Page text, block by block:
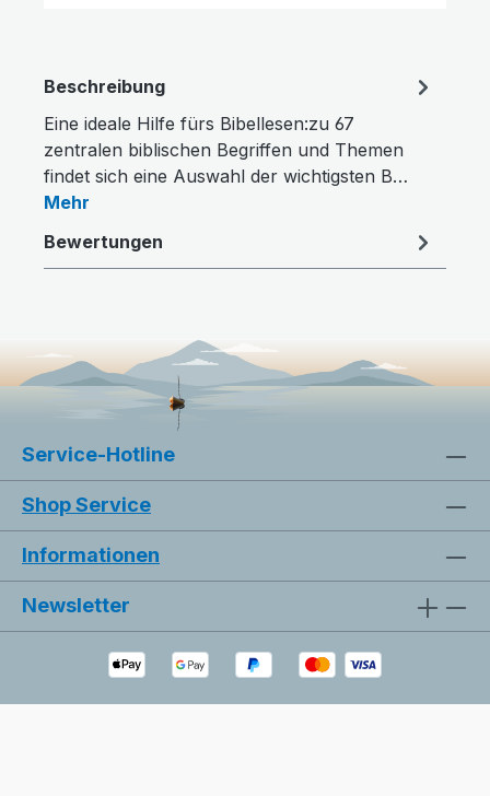
Beschreibung
Eine ideale Hilfe fürs Bibellesen:zu 67
zentralen biblischen Begriffen und Themen
findet sich eine Auswahl der wichtigsten B…
Mehr
Bewertungen
Service-Hotline
Shop Service
Informationen
Newsletter